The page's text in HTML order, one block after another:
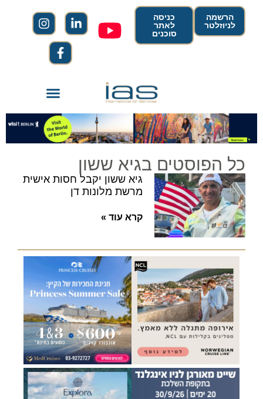
הרשמה
לניוזלטר
כניסה
לאתר
סוכנים
כל הפוסטים בגיא ששון
גיא ששון יקבל חסות אישית
מרשת מלונות דן
קרא עוד »